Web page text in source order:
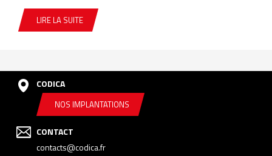
LIRE LA SUITE
CODICA
NOS IMPLANTATIONS
CONTACT
contacts@codica.fr